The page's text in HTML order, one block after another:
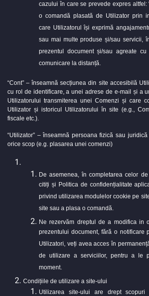
cazului în care se prevede expres altfel:
o comandă plasată de Utilizator prin
care Utilizatorul își exprimă
sau mai multe produse și/sau servicii,
prezentul document și/sau agreate
comunicare la distanță.
“Cont” – înseamnă secțiunea din site accesibilă
cu rol de identificare, a unei adrese de e-mail și a
Utilizatorului transmiterea unei Comenzi și care
Utilizator și istoricul Utilizatorului în site (e.g.,
fiscale etc.).
“Utilizator” – înseamnă persoana fizică sau
orice scop (e.g. plasarea unei comenzi)
De asemenea, în completarea celor
citiți și Politica de confidențialitate
privind utilizarea modulelor cookie pe
site sau a plasa o comandă.
Ne rezervăm dreptul de a modifica in
prezentului document, fără o notificare
Utilizatori, veți avea acces în
de utilizare a serviciilor, pentru a le
moment.
Condițiile de utilizare a site-ului
Utilizarea site-ului are drept scopuri